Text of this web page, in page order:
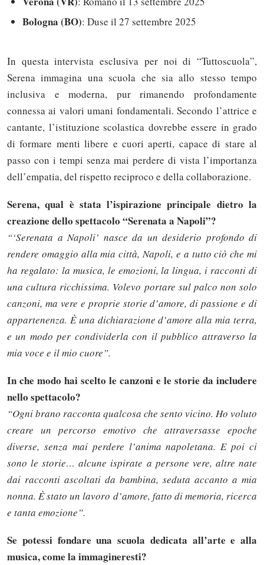
Bologna (BO): Duse il 27 settembre 2025
In questa intervista esclusiva per noi di “Tuttoscuola”,
Serena immagina una scuola che sia allo stesso tempo
inclusiva e moderna, pur rimanendo profondamente
connessa ai valori umani fondamentali. Secondo l’attrice e
cantante, l’istituzione scolastica dovrebbe essere in grado
di formare menti libere e cuori aperti, capace di stare al
passo con i tempi senza mai perdere di vista l’importanza
dell’empatia, del rispetto reciproco e della collaborazione.
Serena, qual è stata l’ispirazione principale dietro la
creazione dello spettacolo “Serenata a Napoli”?
“‘Serenata a Napoli’ nasce da un desiderio profondo di
rendere omaggio alla mia città, Napoli, e a tutto ciò che mi
ha regalato: la musica, le emozioni, la lingua, i racconti di
una cultura ricchissima. Volevo portare sul palco non solo
canzoni, ma vere e proprie storie d’amore, di passione e di
appartenenza. È una dichiarazione d’amore alla mia terra,
e un modo per condividerla con il pubblico attraverso la
mia voce e il mio cuore”.
In che modo hai scelto le canzoni e le storie da includere
nello spettacolo?
“Ogni brano racconta qualcosa che sento vicino. Ho voluto
creare un percorso emotivo che attraversasse epoche
diverse, senza mai perdere l’anima napoletana. E poi ci
sono le storie… alcune ispirate a persone vere, altre nate
dai racconti ascoltati da bambina, seduta accanto a mia
nonna. È stato un lavoro d’amore, fatto di memoria, ricerca
e tanta emozione”.
Se potessi fondare una scuola dedicata all’arte e alla
musica, come la immagineresti?